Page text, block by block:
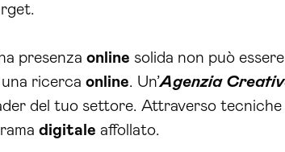
presenza online solida non può
ricerca online. Un’Agenzia
del tuo settore. Attraverso
digitale affollato.